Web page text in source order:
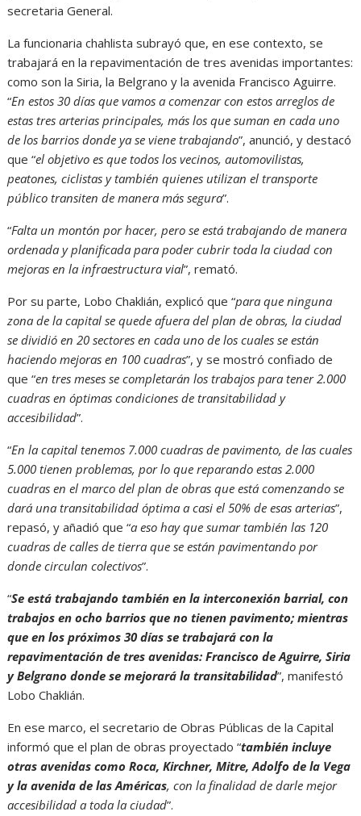
secretaria General.
La funcionaria chahlista subrayó que, en ese contexto, se
trabajará en la repavimentación de tres avenidas importantes:
como son la Siria, la Belgrano y la avenida Francisco Aguirre.
“En estos 30 días que vamos a comenzar con estos arreglos de
estas tres arterias principales, más los que suman en cada uno
de los barrios donde ya se viene trabajando”, anunció, y destacó
que “el objetivo es que todos los vecinos, automovilistas,
peatones, ciclistas y también quienes utilizan el transporte
público transiten de manera más segura”.
“Falta un montón por hacer, pero se está trabajando de manera
ordenada y planificada para poder cubrir toda la ciudad con
mejoras en la infraestructura vial”, remató.
Por su parte, Lobo Chaklián, explicó que “para que ninguna
zona de la capital se quede afuera del plan de obras, la ciudad
se dividió en 20 sectores en cada uno de los cuales se están
haciendo mejoras en 100 cuadras”, y se mostró confiado de
que “en tres meses se completarán los trabajos para tener 2.000
cuadras en óptimas condiciones de transitabilidad y
accesibilidad”.
“En la capital tenemos 7.000 cuadras de pavimento, de las cuales
5.000 tienen problemas, por lo que reparando estas 2.000
cuadras en el marco del plan de obras que está comenzando se
dará una transitabilidad óptima a casi el 50% de esas arterias”,
repasó, y añadió que “a eso hay que sumar también las 120
cuadras de calles de tierra que se están pavimentando por
donde circulan colectivos”.
“Se está trabajando también en la interconexión barrial, con
trabajos en ocho barrios que no tienen pavimento; mientras
que en los próximos 30 días se trabajará con la
repavimentación de tres avenidas: Francisco de Aguirre, Siria
y Belgrano donde se mejorará la transitabilidad”, manifestó
Lobo Chaklián.
En ese marco, el secretario de Obras Públicas de la Capital
informó que el plan de obras proyectado “también incluye
otras avenidas como Roca, Kirchner, Mitre, Adolfo de la Vega
y la avenida de las Américas, con la finalidad de darle mejor
accesibilidad a toda la ciudad”.